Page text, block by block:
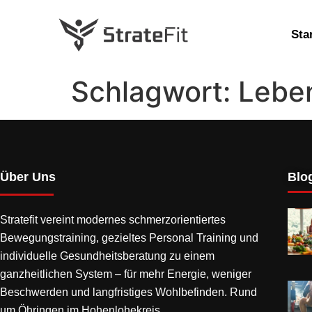
Schlagwort:
Über Uns
Stratefit vereint modernes schmerzorientiertes
Bewegungstraining, gezieltes Personal Training und
individuelle Gesundheitsberatung zu einem
ganzheitlichen System – für mehr Energie, weniger
Beschwerden und langfristiges Wohlbefinden. Rund